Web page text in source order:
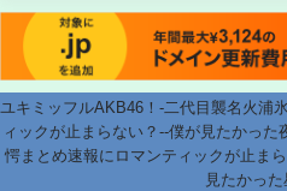
ユキミッフルAKB46！-二代目襲名火浦
ィックが止まらない？--僕が見たかっ
愕まとめ速報にロマンティックが止ま
見たかっ